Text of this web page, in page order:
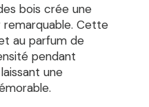
bois crée une
Cette
au parfum de
pendant
une